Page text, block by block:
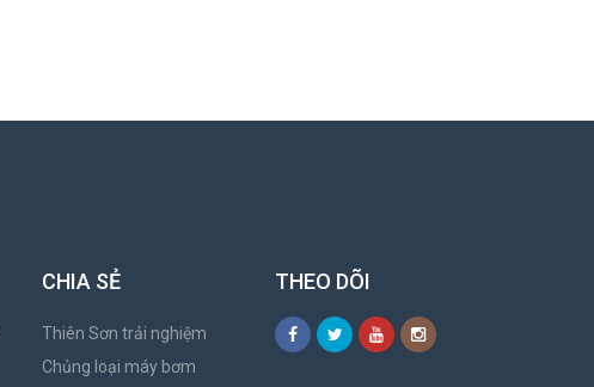
CHIA SẺ
Thiên Sơn trải nghiệm
Chủng loại máy bơm
THEO DÕI